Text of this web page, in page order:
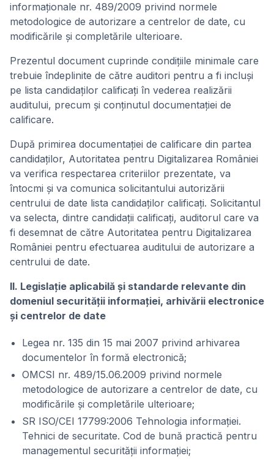
informaţionale nr. 489/2009 privind normele
metodologice de autorizare a centrelor de date, cu
modificările şi completările ulterioare.
Prezentul document cuprinde condiţiile minimale care
trebuie îndeplinite de către auditori pentru a fi incluşi
pe lista candidaţilor calificaţi în vederea realizării
auditului, precum şi conţinutul documentaţiei de
calificare.
După primirea documentaţiei de calificare din partea
candidaţilor, Autoritatea pentru Digitalizarea României
va verifica respectarea criteriilor prezentate, va
întocmi şi va comunica solicitantului autorizării
centrului de date lista candidaţilor calificaţi. Solicitantul
va selecta, dintre candidaţii calificaţi, auditorul care va
fi desemnat de către Autoritatea pentru Digitalizarea
României pentru efectuarea auditului de autorizare a
centrului de date.
II. Legislaţie aplicabilă şi standarde relevante din
domeniul securităţii informaţiei, arhivării electronice
şi centrelor de date
Legea nr. 135 din 15 mai 2007 privind arhivarea
documentelor în formă electronică;
OMCSI nr. 489/15.06.2009 privind normele
metodologice de autorizare a centrelor de date, cu
modificările şi completările ulterioare;
SR ISO/CEI 17799:2006 Tehnologia informaţiei.
Tehnici de securitate. Cod de bună practică pentru
managementul securităţii informaţiei;